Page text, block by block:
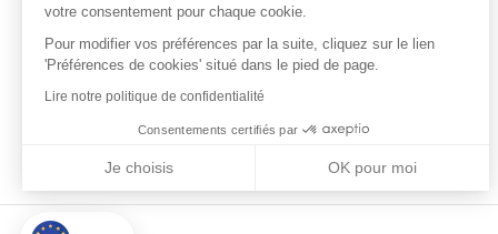
votre consentement pour chaque cookie.
Pour modifier vos préférences par la suite, cliquez sur le lien
'Préférences de cookies' situé dans le pied de page.
Lire notre politique de confidentialité
Consentements certifiés par
Je choisis
OK pour moi
Axeptio consent
Plateforme de Gestion du Consentement : Personnalisez vos
Notre plateforme vous permet d'adapter et de gérer vos